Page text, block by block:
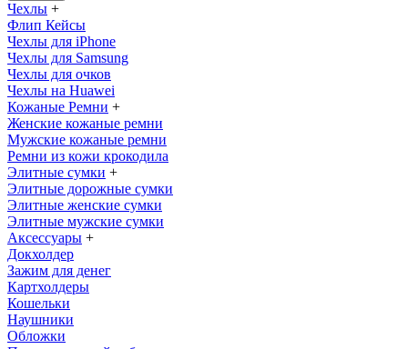
Чехлы +
Флип Кейсы
Чехлы для iPhone
Чехлы для Samsung
Чехлы для очков
Чехлы на Huawei
Кожаные Ремни +
Женские кожаные ремни
Мужские кожаные ремни
Ремни из кожи крокодила
Элитные сумки +
Элитные дорожные сумки
Элитные женские сумки
Элитные мужские сумки
Аксессуары +
Докхолдер
Зажим для денег
Картхолдеры
Кошельки
Наушники
Обложки